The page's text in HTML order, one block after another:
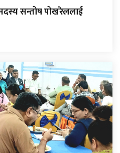
सदस्य सन्तोष पोखरेललाई